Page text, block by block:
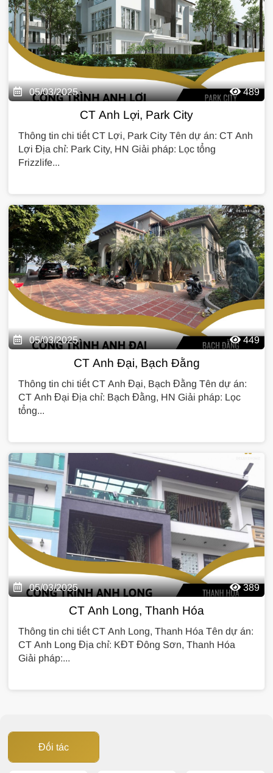
05/03/2025 489
CT Anh Lợi, Park City
Thông tin chi tiết CT Lợi, Park City Tên dự án: CT Anh
Lợi Địa chỉ: Park City, HN Giải pháp: Lọc tổng
Frizzlife...
05/03/2025 449
CT Anh Đại, Bạch Đằng
Thông tin chi tiết CT Anh Đại, Bạch Đằng Tên dự án:
CT Anh Đại Địa chỉ: Bạch Đằng, HN Giải pháp: Lọc
tổng...
05/03/2025 389
CT Anh Long, Thanh Hóa
Thông tin chi tiết CT Anh Long, Thanh Hóa Tên dự án:
CT Anh Long Địa chỉ: KĐT Đông Sơn, Thanh Hóa
Giải pháp:...
Đối tác